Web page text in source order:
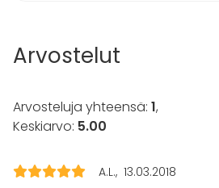
ja hyvin käytettyyn päivään.
Arvostelut
Arvosteluja yhteensä: 1,
Keskiarvo: 5.00
A.L. 13.03.2018